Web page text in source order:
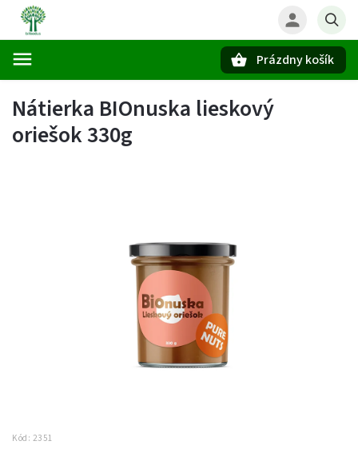
Prázdny košík
Nátierka BIOnuska lieskový
oriešok 330g
Kód: 2351